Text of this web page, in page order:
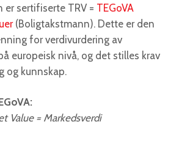
er sertifiserte TRV = TEGoVA
(Boligtakstmann). Dette er den
for verdivurdering av
europeisk nivå, og det stilles krav
og kunnskap.
Value = Markedsverdi